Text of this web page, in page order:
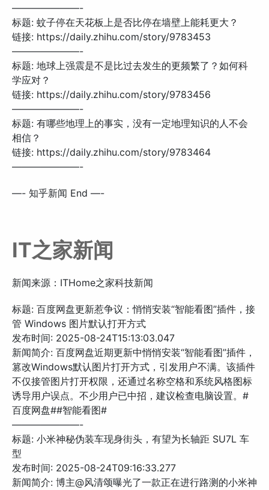
———————-
标题: 蚊子停在天花板上是否比停在墙壁上能耗更大？
链接: https://daily.zhihu.com/story/9783453
———————-
标题: 地球上强震是不是比过去发生的更频繁了？如何科
学应对？
链接: https://daily.zhihu.com/story/9783456
———————-
标题: 有哪些地理上的事实，没有一定地理知识的人不会
相信？
链接: https://daily.zhihu.com/story/9783464
———————-
—- 知乎新闻 End —-
IT之家新闻
新闻来源：ITHome之家科技新闻
标题: 百度网盘更新惹争议：悄悄安装“智能看图”插件，接
管 Windows 图片默认打开方式
发布时间: 2025-08-24T15:13:03.047
新闻简介: 百度网盘近期更新中悄悄安装“智能看图”插件，
篡改Windows默认图片打开方式，引发用户不满。该插件
不仅接管图片打开权限，还通过名称空格和系统风格图标
诱导用户误点。不少用户已中招，建议检查电脑设置。#
百度网盘##智能看图#
———————-
标题: 小米神秘伪装车现身街头，有望为长轴距 SU7L 车
型
发布时间: 2025-08-24T09:16:33.277
新闻简介: 博主@风清颂曝光了一款正在进行路测的小米神